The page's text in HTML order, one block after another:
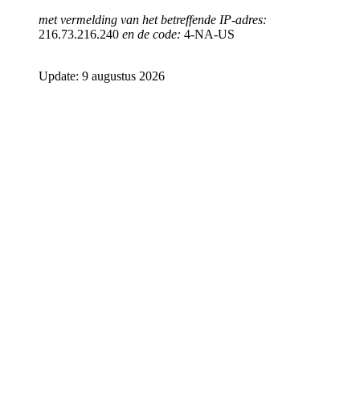
met vermelding van het betreffende IP-adres:
216.73.216.240 en de code: 4-NA-US
Update: 9 augustus 2026